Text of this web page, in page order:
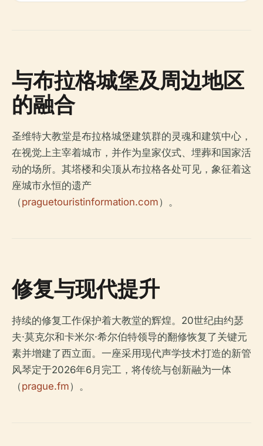
与布拉格城堡及周边地区
的融合
圣维特大教堂是布拉格城堡建筑群的灵魂和建筑中心，
在视觉上主宰着城市，并作为皇家仪式、埋葬和国家活
动的场所。其塔楼和尖顶从布拉格各处可见，象征着这
座城市永恒的遗产
（praguetouristinformation.com）。
修复与现代提升
持续的修复工作保护着大教堂的辉煌。20世纪由约瑟
夫·莫克尔和卡米尔·希尔伯特领导的翻修恢复了关键元
素并增建了西立面。一座采用现代声学技术打造的新管
风琴定于2026年6月完工，将传统与创新融为一体
（prague.fm）。